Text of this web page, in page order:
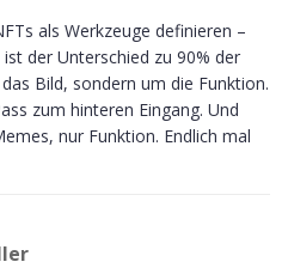
als Werkzeuge definieren –
der Unterschied zu 90% der
Bild, sondern um die Funktion.
zum hinteren Eingang. Und
nur Funktion. Endlich mal